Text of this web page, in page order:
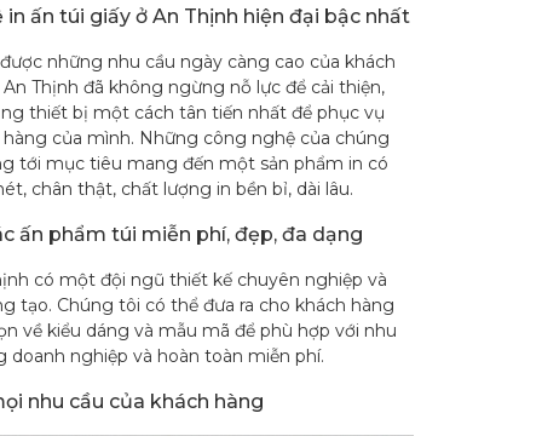
in ấn túi giấy ở An Thịnh hiện đại bậc nhất
những nhu cầu ngày càng cao của khách
Thịnh đã không ngừng nỗ lực để cải thiện,
thiết bị một cách tân tiến nhất để phục vụ
của mình. Những công nghệ của chúng
tới mục tiêu mang đến một sản phẩm in có
chân thật, chất lượng in bền bỉ, dài lâu.
ấn phẩm túi miễn phí, đẹp, đa dạng
có một đội ngũ thiết kế chuyên nghiệp và
tạo. Chúng tôi có thể đưa ra cho khách hàng
về kiểu dáng và mẫu mã để phù hợp với nhu
doanh nghiệp và hoàn toàn miễn phí.
nhu cầu của khách hàng